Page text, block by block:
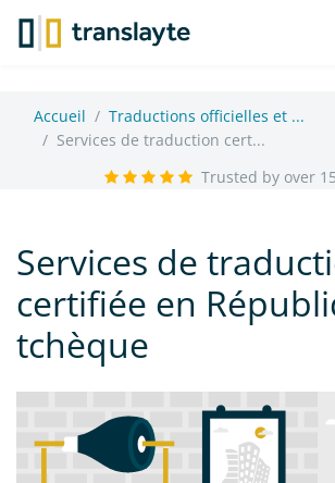
Accueil
Traductions officielles et ...
Services de traduction cert...
Trusted by over
Services de
certifiée en
tchèque